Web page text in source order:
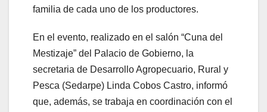
familia de cada uno de los productores.
En el evento, realizado en el salón “Cuna del
Mestizaje” del Palacio de Gobierno, la
secretaria de Desarrollo Agropecuario, Rural y
Pesca (Sedarpe) Linda Cobos Castro, informó
que, además, se trabaja en coordinación con el